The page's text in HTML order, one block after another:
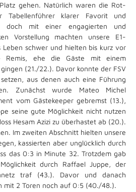
gehen. Natürlich waren die Rot-
Tabellenführer klarer Favorit und
doch mit einer engagierten und
Vorstellung machten unsere E1-
Leben schwer und hielten bis kurz vor
Remis, ehe die Gäste mit einem
(21./22.). Davor konnte der FSV
aus denen auch eine Führung
Zunächst wurde Mateo Michel
vom Gästekeeper gebremst (13.),
seine gute Möglichkeit nicht nutzen
Hesam Azizi zu überhastet ab (20.).
Im zweiten Abschnitt hielten unsere
kassierten aber unglücklich durch
das 0:3 in Minute 32. Trotzdem gab
durch Raffael Juppe, der
traf (43.). Davor und danach
mit 2 Toren noch auf 0:5 (40./48.).